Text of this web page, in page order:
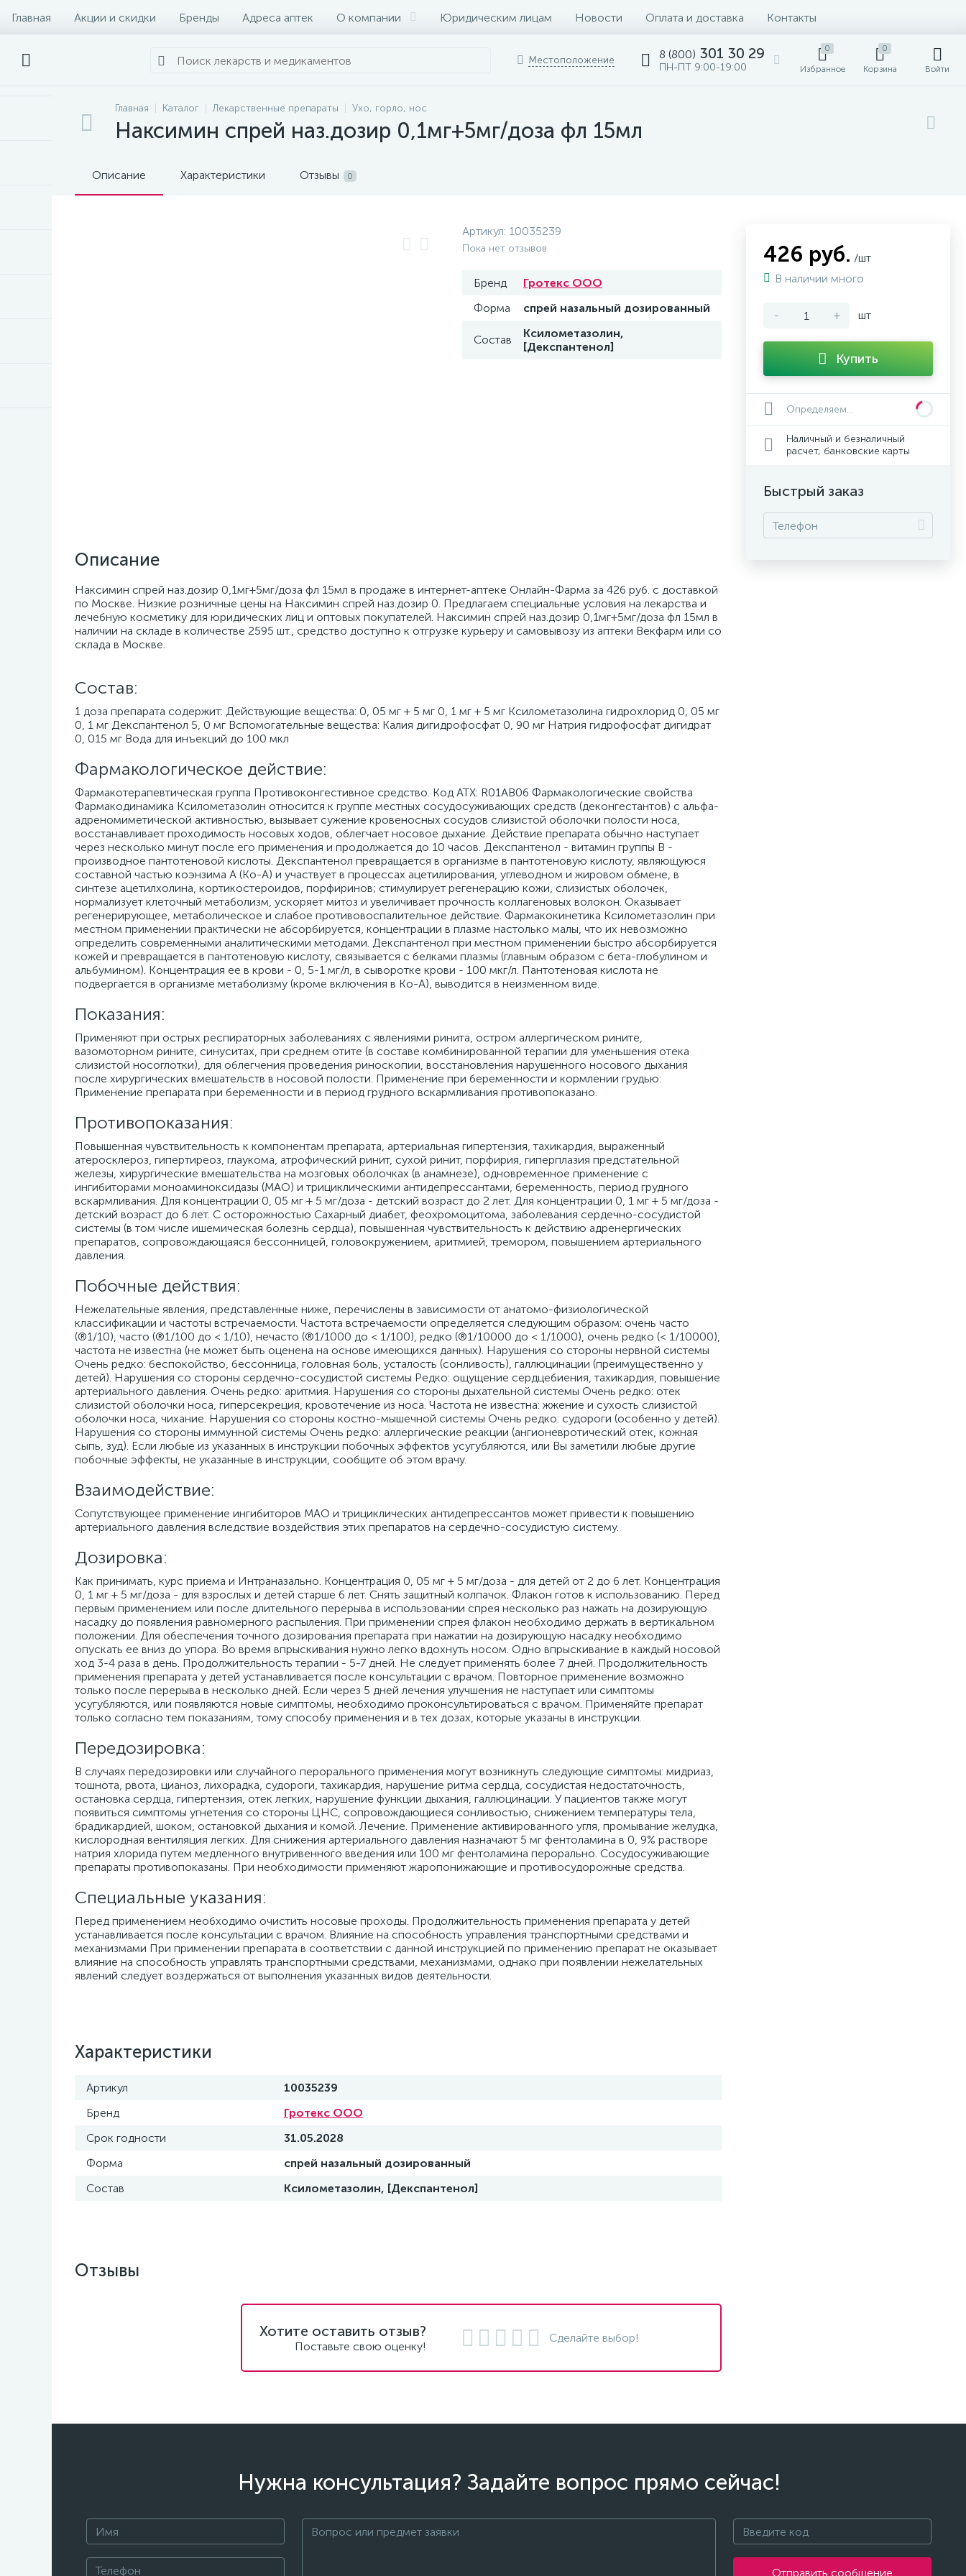
Главная Акции и скидки Бренды Адреса аптек О компании Юридическим лицам Новости Оплата и доставка Контакты
Местоположение 8 (800) 301 30 29
ПН-ПТ 9:00-19:00
0
Избранное
0
Корзина Войти
Главная Каталог Лекарственные препараты Ухо, горло, нос
Наксимин спрей наз.дозир 0,1мг+5мг/доза фл 15мл
Описание Характеристики Отзывы 0
Артикул: 10035239
Пока нет отзывов
Бренд
Гротекс ООО
Форма
спрей назальный дозированный
Состав
Ксилометазолин,
[Декспантенол]
Описание
Наксимин спрей наз.дозир 0,1мг+5мг/доза фл 15мл в продаже в интернет-аптеке Онлайн-Фарма за 426 руб. с доставкой
по Москве. Низкие розничные цены на Наксимин спрей наз.дозир 0. Предлагаем специальные условия на лекарства и
лечебную косметику для юридических лиц и оптовых покупателей. Наксимин спрей наз.дозир 0,1мг+5мг/доза фл 15мл в
наличии на складе в количестве 2595 шт., средство доступно к отгрузке курьеру и самовывозу из аптеки Векфарм или со
склада в Москве.
Cостав:
1 доза препарата содержит: Действующие вещества: 0, 05 мг + 5 мг 0, 1 мг + 5 мг Ксилометазолина гидрохлорид 0, 05 мг
0, 1 мг Декспантенол 5, 0 мг Вспомогательные вещества: Калия дигидрофосфат 0, 90 мг Натрия гидрофосфат дигидрат
0, 015 мг Вода для инъекций до 100 мкл
Фармакологическое действие:
Фармакотерапевтическая группа Противоконгестивное средство. Код ATX: R01AB06 Фармакологические свойства
Фармакодинамика Ксилометазолин относится к группе местных сосудосуживающих средств (деконгестантов) с альфа-
адреномиметической активностью, вызывает сужение кровеносных сосудов слизистой оболочки полости носа,
восстанавливает проходимость носовых ходов, облегчает носовое дыхание. Действие препарата обычно наступает
через несколько минут после его применения и продолжается до 10 часов. Декспантенол - витамин группы В -
производное пантотеновой кислоты. Декспантенол превращается в организме в пантотеновую кислоту, являющуюся
составной частью коэнзима А (Ко-A) и участвует в процессах ацетилирования, углеводном и жировом обмене, в
синтезе ацетилхолина, кортикостероидов, порфиринов; стимулирует регенерацию кожи, слизистых оболочек,
нормализует клеточный метаболизм, ускоряет митоз и увеличивает прочность коллагеновых волокон. Оказывает
регенерирующее, метаболическое и слабое противовоспалительное действие. Фармакокинетика Ксилометазолин при
местном применении практически не абсорбируется, концентрации в плазме настолько малы, что их невозможно
определить современными аналитическими методами. Декспантенол при местном применении быстро абсорбируется
кожей и превращается в пантотеновую кислоту, связывается с белками плазмы (главным образом с бета-глобулином и
альбумином). Концентрация ее в крови - 0, 5-1 мг/л, в сыворотке крови - 100 мкг/л. Пантотеновая кислота не
подвергается в организме метаболизму (кроме включения в Ко-A), выводится в неизменном виде.
Показания:
Применяют при острых респираторных заболеваниях с явлениями ринита, остром аллергическом рините,
вазомоторном рините, синуситах, при среднем отите (в составе комбинированной терапии для уменьшения отека
слизистой носоглотки), для облегчения проведения риноскопии, восстановления нарушенного носового дыхания
после хирургических вмешательств в носовой полости. Применение при беременности и кормлении грудью:
Применение препарата при беременности и в период грудного вскармливания противопоказано.
Противопоказания:
Повышенная чувствительность к компонентам препарата, артериальная гипертензия, тахикардия, выраженный
атеросклероз, гипертиреоз, глаукома, атрофический ринит, сухой ринит, порфирия, гиперплазия предстательной
железы, хирургические вмешательства на мозговых оболочках (в анамнезе), одновременное применение с
ингибиторами моноаминоксидазы (МАО) и трициклическими антидепрессантами, беременность, период грудного
вскармливания. Для концентрации 0, 05 мг + 5 мг/доза - детский возраст до 2 лет. Для концентрации 0, 1 мг + 5 мг/доза -
детский возраст до 6 лет. С осторожностью Сахарный диабет, феохромоцитома, заболевания сердечно-сосудистой
системы (в том числе ишемическая болезнь сердца), повышенная чувствительность к действию адренергических
препаратов, сопровождающаяся бессонницей, головокружением, аритмией, тремором, повышением артериального
давления.
Побочные действия:
Нежелательные явления, представленные ниже, перечислены в зависимости от анатомо-физиологической
классификации и частоты встречаемости. Частота встречаемости определяется следующим образом: очень часто
(®1/10), часто (®1/100 до < 1/10), нечасто (®1/1000 до < 1/100), редко (®1/10000 до < 1/1000), очень редко (< 1/10000),
частота не известна (не может быть оценена на основе имеющихся данных). Нарушения со стороны нервной системы
Очень редко: беспокойство, бессонница, головная боль, усталость (сонливость), галлюцинации (преимущественно у
детей). Нарушения со стороны сердечно-сосудистой системы Редко: ощущение сердцебиения, тахикардия, повышение
артериального давления. Очень редко: аритмия. Нарушения со стороны дыхательной системы Очень редко: отек
слизистой оболочки носа, гиперсекреция, кровотечение из носа. Частота не известна: жжение и сухость слизистой
оболочки носа, чихание. Нарушения со стороны костно-мышечной системы Очень редко: судороги (особенно у детей).
Нарушения со стороны иммунной системы Очень редко: аллергические реакции (ангионевротический отек, кожная
сыпь, зуд). Если любые из указанных в инструкции побочных эффектов усугубляются, или Вы заметили любые другие
побочные эффекты, не указанные в инструкции, сообщите об этом врачу.
Взаимодействие:
Сопутствующее применение ингибиторов МАО и трициклических антидепрессантов может привести к повышению
артериального давления вследствие воздействия этих препаратов на сердечно-сосудистую систему.
Дозировка:
Как принимать, курс приема и Интраназально. Концентрация 0, 05 мг + 5 мг/доза - для детей от 2 до 6 лет. Концентрация
0, 1 мг + 5 мг/доза - для взрослых и детей старше 6 лет. Снять защитный колпачок. Флакон готов к использованию. Перед
первым применением или после длительного перерыва в использовании спрея несколько раз нажать на дозирующую
насадку до появления равномерного распыления. При применении спрея флакон необходимо держать в вертикальном
положении. Для обеспечения точного дозирования препарата при нажатии на дозирующую насадку необходимо
опускать ее вниз до упора. Во время впрыскивания нужно легко вдохнуть носом. Одно впрыскивание в каждый носовой
ход 3-4 раза в день. Продолжительность терапии - 5-7 дней. Не следует применять более 7 дней. Продолжительность
применения препарата у детей устанавливается после консультации с врачом. Повторное применение возможно
только после перерыва в несколько дней. Если через 5 дней лечения улучшения не наступает или симптомы
усугубляются, или появляются новые симптомы, необходимо проконсультироваться с врачом. Применяйте препарат
только согласно тем показаниям, тому способу применения и в тех дозах, которые указаны в инструкции.
Передозировка:
В случаях передозировки или случайного перорального применения могут возникнуть следующие симптомы: мидриаз,
тошнота, рвота, цианоз, лихорадка, судороги, тахикардия, нарушение ритма сердца, сосудистая недостаточность,
остановка сердца, гипертензия, отек легких, нарушение функции дыхания, галлюцинации. У пациентов также могут
появиться симптомы угнетения со стороны ЦНС, сопровождающиеся сонливостью, снижением температуры тела,
брадикардией, шоком, остановкой дыхания и комой. Лечение. Применение активированного угля, промывание желудка,
кислородная вентиляция легких. Для снижения артериального давления назначают 5 мг фентоламина в 0, 9% растворе
натрия хлорида путем медленного внутривенного введения или 100 мг фентоламина перорально. Сосудосуживающие
препараты противопоказаны. При необходимости применяют жаропонижающие и противосудорожные средства.
Специальные указания:
Перед применением необходимо очистить носовые проходы. Продолжительность применения препарата у детей
устанавливается после консультации с врачом. Влияние на способность управления транспортными средствами и
механизмами При применении препарата в соответствии с данной инструкцией по применению препарат не оказывает
влияние на способность управлять транспортными средствами, механизмами, однако при появлении нежелательных
явлений следует воздержаться от выполнения указанных видов деятельности.
Характеристики
Артикул
10035239
Бренд
Гротекс ООО
Срок годности
31.05.2028
Форма
спрей назальный дозированный
Состав
Ксилометазолин, [Декспантенол]
426 руб. /шт
В наличии много
- + шт
Купить
Определяем...
Наличный и безналичный
расчет, банковские карты
Быстрый заказ
Отзывы
Хотите оставить отзыв?
Поставьте свою оценку!
Сделайте выбор!
Нужна консультация? Задайте вопрос прямо сейчас!
Отправить сообщение